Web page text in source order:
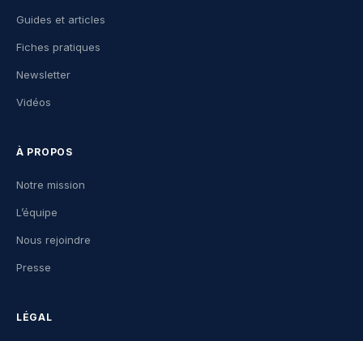
Guides et articles
Fiches pratiques
Newsletter
Vidéos
À PROPOS
Notre mission
L’équipe
Nous rejoindre
Presse
LÉGAL